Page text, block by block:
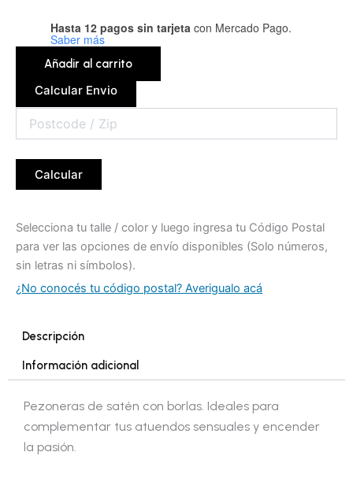
Hasta 12 pagos sin tarjeta con Mercado Pago.
Saber más
cantidad
Añadir al carrito
Calcular Envio
Calcular
Selecciona tu talle / color y luego ingresa tu Código Postal
para ver las opciones de envío disponibles (Solo números,
sin letras ni símbolos).
¿No conocés tu código postal? Averigualo acá
Descripción
Información adicional
Pezoneras de satén con borlas. Ideales para
complementar tus atuendos sensuales y encender
la pasión.